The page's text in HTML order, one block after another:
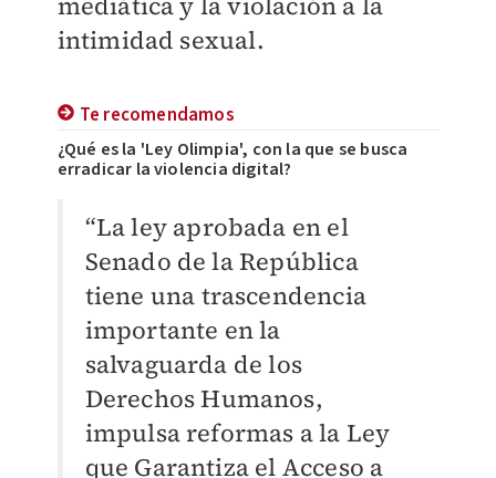
intimidad sexual.
Te recomendamos
¿Qué es la 'Ley Olimpia', con la que se busca
erradicar la violencia digital?
“La ley aprobada en el
Senado de la República
tiene una trascendencia
importante en la
salvaguarda de los
Derechos Humanos,
impulsa reformas a la Ley
que Garantiza el Acceso a